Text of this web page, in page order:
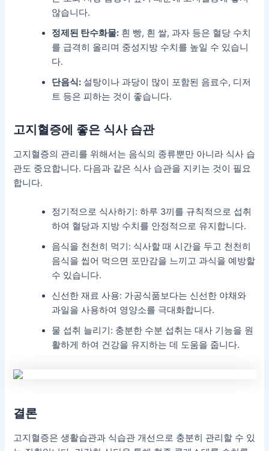
않습니다.
정제된 탄수화물: 흰 빵, 흰 쌀, 과자 등은 혈당 수치
를 급격히 올리며 중성지방 수치를 높일 수 있습니
다.
단음식: 설탕이나 과당이 많이 포함된 음료수, 디저
트 등은 피하는 것이 좋습니다.
고지혈증에 좋은 식사 습관
고지혈증의 관리를 위해서는 음식의 종류뿐만 아니라 식사 습
관도 중요합니다. 다음과 같은 식사 습관을 지키는 것이 필요
합니다.
정기적으로 식사하기: 하루 3끼를 규칙적으로 섭취
하여 혈당과 지방 수치를 안정적으로 유지합니다.
음식을 천천히 먹기: 식사할 때 시간을 두고 천천히
음식을 씹어 먹으면 포만감을 느끼고 과식을 예방할
수 있습니다.
신선한 재료 사용: 가공식품보다는 신선한 야채와
과일을 사용하여 영양소를 극대화합니다.
물 섭취 늘리기: 충분한 수분 섭취는 대사 기능을 원
활하게 하여 건강을 유지하는 데 도움을 줍니다.
결론
고지혈증은 생활습관과 식습관 개선으로 충분히 관리할 수 있